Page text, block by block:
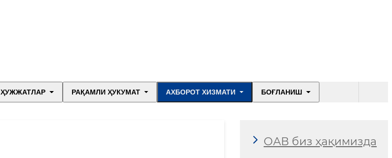
ҲУЖЖАТЛАР РАҚАМЛИ ҲУКУМАТ АХБОРОТ ХИЗМАТИ БОҒЛАНИШ
ОАВ биз ҳақимизда